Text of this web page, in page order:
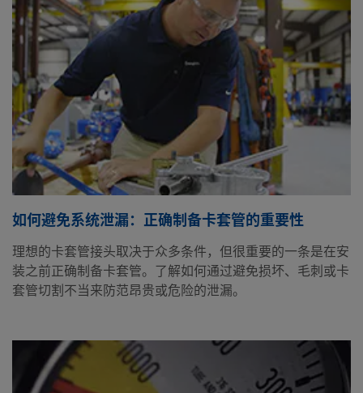
如何避免系统泄漏：正确制备卡套管的重要性
理想的卡套管接头取决于众多条件，但很重要的一条是在安
装之前正确制备卡套管。了解如何通过避免损坏、毛刺或卡
套管切割不当来防范昂贵或危险的泄漏。